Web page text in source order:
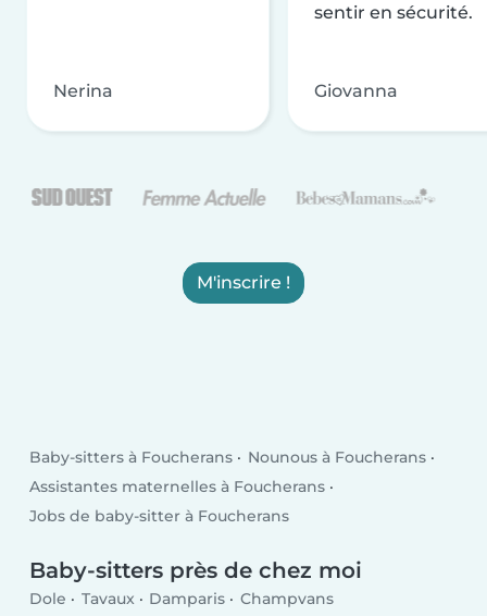
Nerina
sentir en sécurité.
Giovanna
M'inscrire !
Baby-sitters à Foucherans
Nounous à Foucherans
Assistantes maternelles à Foucherans
Jobs de baby-sitter à Foucherans
Baby-sitters près de chez moi
Dole Tavaux Damparis Champvans